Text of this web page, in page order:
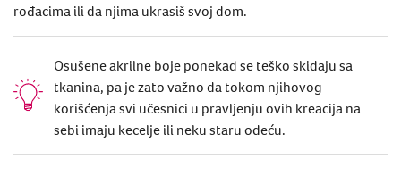
rođacima ili da njima ukrasiš svoj dom.
Osušene akrilne boje ponekad se teško skidaju sa
tkanina, pa je zato važno da tokom njihovog
korišćenja svi učesnici u pravljenju ovih kreacija na
sebi imaju kecelje ili neku staru odeću.